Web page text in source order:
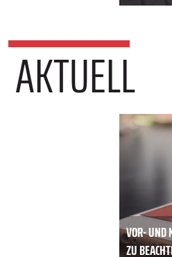
AKTUELL
VOR- UND
ZU